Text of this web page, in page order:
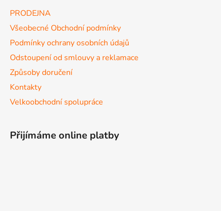
PRODEJNA
Všeobecné Obchodní podmínky
Podmínky ochrany osobních údajů
Odstoupení od smlouvy a reklamace
Způsoby doručení
Kontakty
Velkoobchodní spolupráce
Přijímáme online platby